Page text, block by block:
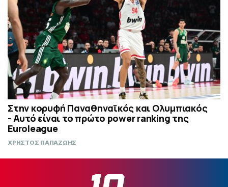
Στην κορυφή Παναθηναϊκός και Ολυμπιακός
- Αυτό είναι το πρώτο power ranking της
Euroleague
ΧΡΗΣΤΟΣ ΠΑΠΑΖΩΗΣ